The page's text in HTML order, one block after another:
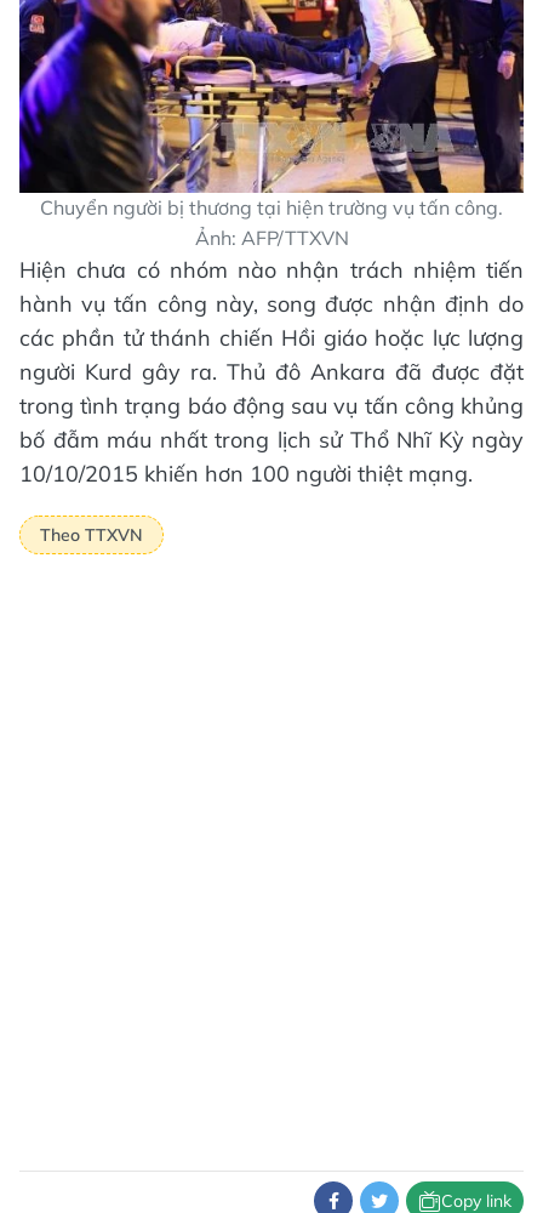
Chuyển người bị thương tại hiện trường vụ tấn công.
Ảnh: AFP/TTXVN
Hiện chưa có nhóm nào nhận trách nhiệm tiến
hành vụ tấn công này, song được nhận định do
các phần tử thánh chiến Hồi giáo hoặc lực lượng
người Kurd gây ra. Thủ đô Ankara đã được đặt
trong tình trạng báo động sau vụ tấn công khủng
bố đẫm máu nhất trong lịch sử Thổ Nhĩ Kỳ ngày
10/10/2015 khiến hơn 100 người thiệt mạng.
Theo TTXVN
Copy link